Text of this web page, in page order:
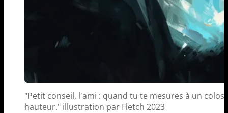
"Petit conseil, l'ami : quand tu te mesures à un
hauteur." illustration par Fletch 2023